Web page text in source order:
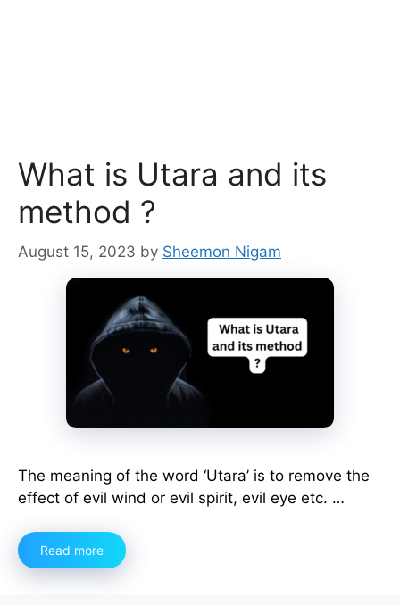
What is Utara and its
method ?
August 15, 2023 by Sheemon Nigam
The meaning of the word ‘Utara’ is to remove the
effect of evil wind or evil spirit, evil eye etc. …
Read more